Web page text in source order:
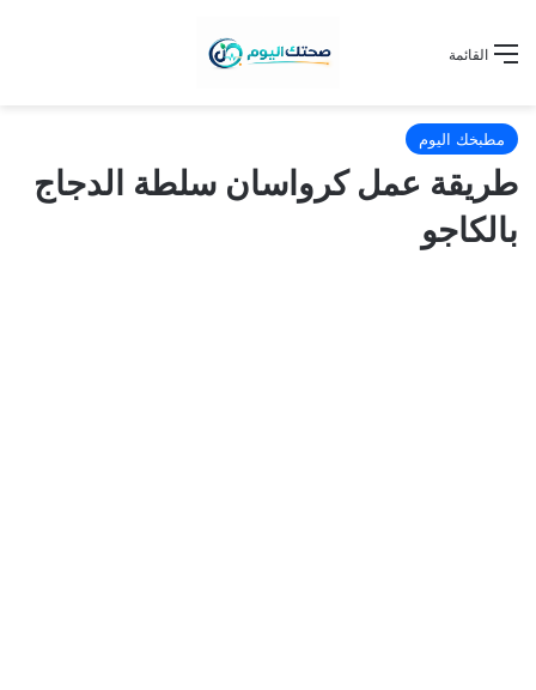
القائمة
مطبخك اليوم
طريقة عمل كرواسان سلطة الدجاج
بالكاجو